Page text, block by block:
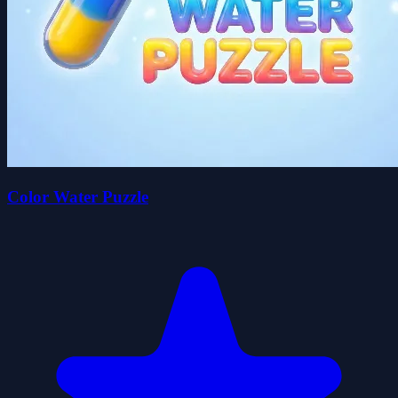
Color Water Puzzle